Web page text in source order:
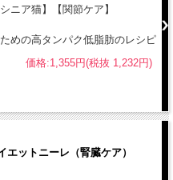
ニア猫】【関節ケア】
めの高タンパク低脂肪のレシピ
価格:1,355円(税抜 1,232円)
ットニーレ（腎臓ケア）